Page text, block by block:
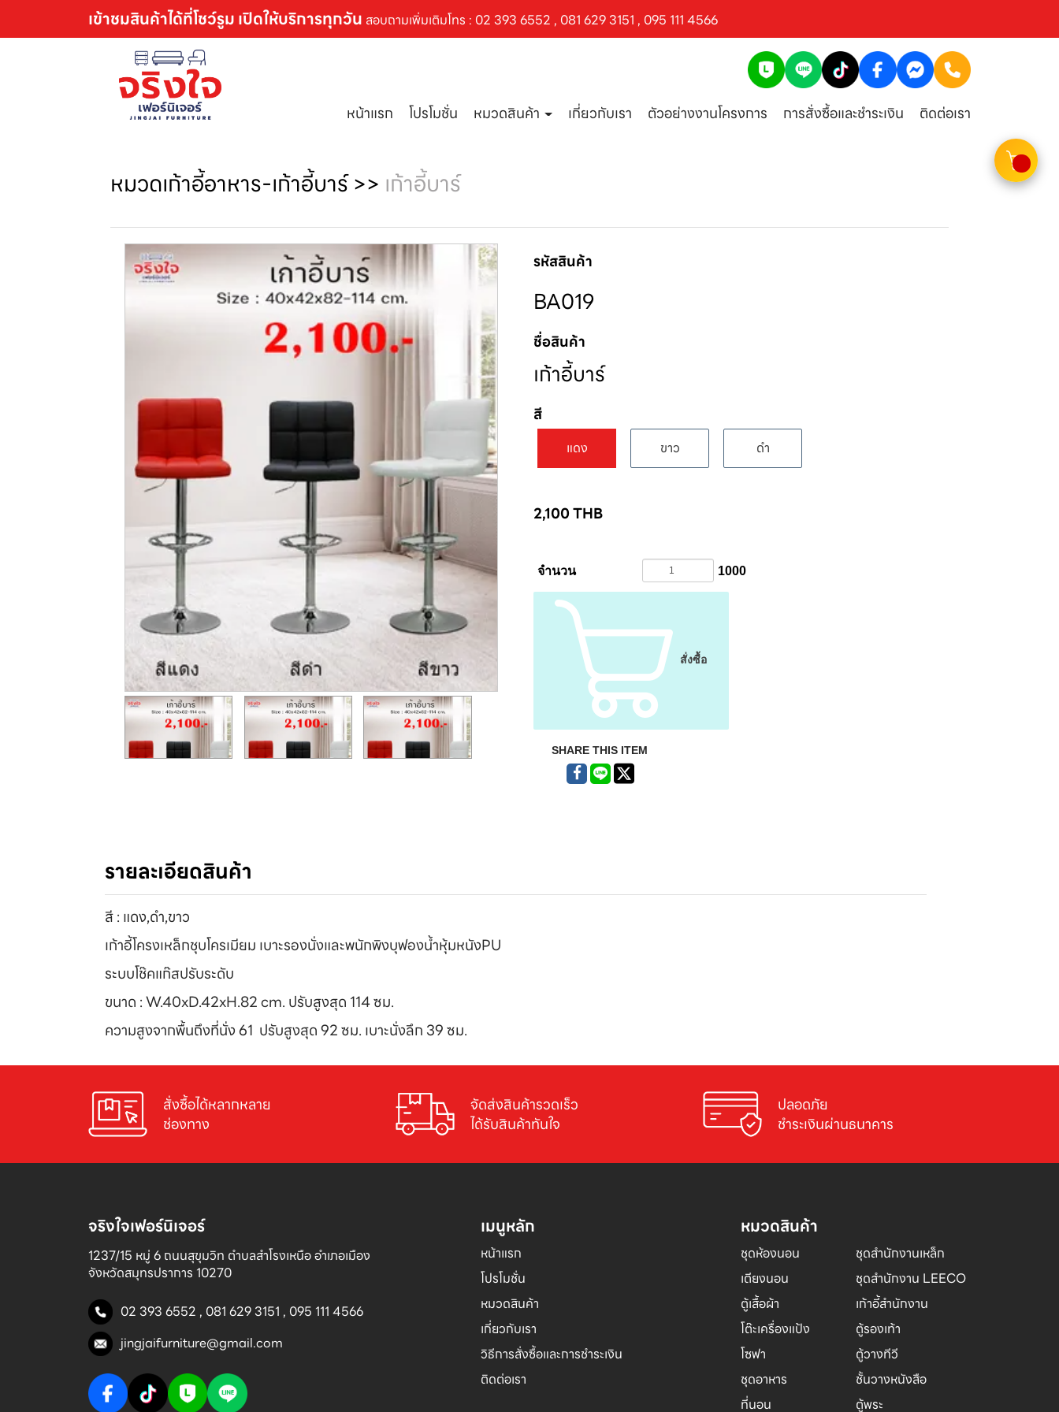
เข้าชมสินค้าได้ที่โชว์รูม เปิดให้บริการทุกวัน สอบถามเพิ่มเติมโทร : 02 393 6552 , 081 629 3151 , 095 111 4566
หน้าแรก โปรโมชั่น หมวดสินค้า เกี่ยวกับเรา ตัวอย่างงานโครงการ การสั่งซื้อและชำระเงิน ติดต่อเรา
หมวดเก้าอี้อาหาร-เก้าอี้บาร์>> เก้าอี้บาร์
รหัสสินค้า
BA019
ชื่อสินค้า
เก้าอี้บาร์
สี
แดง ขาว ดำ
2,100THB
จำนวน 1000
สั่งซื้อ
SHARE THIS ITEM
รายละเอียดสินค้า
สี : แดง,ดำ,ขาว
เก้าอี้โครงเหล็กชุบโครเมียม เบาะรองนั่งและพนักพิงบุฟองน้ำหุ้มหนังPU
ระบบโช๊คแก๊สปรับระดับ
ขนาด : W.40xD.42xH.82 cm. ปรับสูงสุด 114 ซม.
ความสูงจากพื้นถึงที่นั่ง 61 ปรับสูงสุด 92 ซม. เบาะนั่งลึก 39 ซม.
สั่งซื้อได้หลากหลาย
ช่องทาง
จัดส่งสินค้ารวดเร็ว
ได้รับสินค้าทันใจ
ปลอดภัย
ชำระเงินผ่านธนาคาร
จริงใจเฟอร์นิเจอร์
1237/15 หมู่ 6 ถนนสุขุมวิท ตำบลสำโรงเหนือ อำเภอเมือง
จังหวัดสมุทรปราการ 10270
02 393 6552 , 081 629 3151 , 095 111 4566
jingjaifurniture@gmail.com
เมนูหลัก
หน้าแรก
โปรโมชั่น
หมวดสินค้า
เกี่ยวกับเรา
วิธีการสั่งซื้อและการชำระเงิน
ติดต่อเรา
หมวดสินค้า
ชุดห้องนอน
เตียงนอน
ตู้เสื้อผ้า
โต๊ะเครื่องแป้ง
โซฟา
ชุดอาหาร
ที่นอน
ชุดสำนักงานเหล็ก
ชุดสำนักงาน LEECO
เก้าอี้สำนักงาน
ตู้รองเท้า
ตู้วางทีวี
ชั้นวางหนังสือ
ตู้พระ